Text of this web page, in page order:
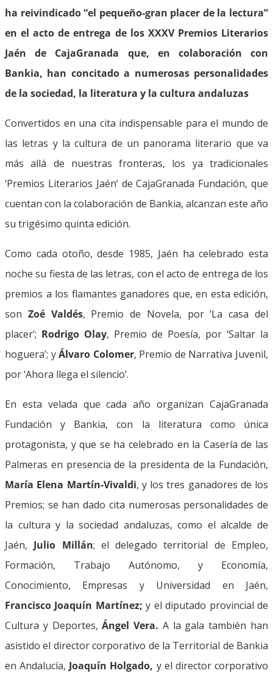
ha reivindicado “el pequeño-gran placer de la lectura”
en el acto de entrega de los XXXV Premios Literarios
Jaén de CajaGranada que, en colaboración con
Bankia, han concitado a numerosas personalidades
de la sociedad, la literatura y la cultura andaluzas
Convertidos en una cita indispensable para el mundo de
las letras y la cultura de un panorama literario que va
más allá de nuestras fronteras, los ya tradicionales
‘Premios Literarios Jaén’ de CajaGranada Fundación, que
cuentan con la colaboración de Bankia, alcanzan este año
su trigésimo quinta edición.
Como cada otoño, desde 1985, Jaén ha celebrado esta
noche su fiesta de las letras, con el acto de entrega de los
premios a los flamantes ganadores que, en esta edición,
son Zoé Valdés, Premio de Novela, por ‘La casa del
placer’; Rodrigo Olay, Premio de Poesía, por ‘Saltar la
hoguera’; yÁlvaro Colomer, Premio de Narrativa Juvenil,
por ‘Ahora llega el silencio’.
En esta velada que cada año organizan CajaGranada
Fundación y Bankia, con la literatura como única
protagonista, y que se ha celebrado en la Casería de las
Palmeras en presencia de la presidenta de la Fundación,
María Elena Martín-Vivaldi, y los tres ganadores de los
Premios; se han dado cita numerosas personalidades de
la cultura y la sociedad andaluzas, como el alcalde de
Jaén, Julio Millán; el delegado territorial de Empleo,
Formación, Trabajo Autónomo, y Economía,
Conocimiento, Empresas y Universidad en Jaén,
Francisco Joaquín Martínez;y el diputado provincial de
Cultura y Deportes,Ángel Vera. A la gala también han
asistido el director corporativo de la Territorial de Bankia
en Andalucía, Joaquín Holgado, y el director corporativo